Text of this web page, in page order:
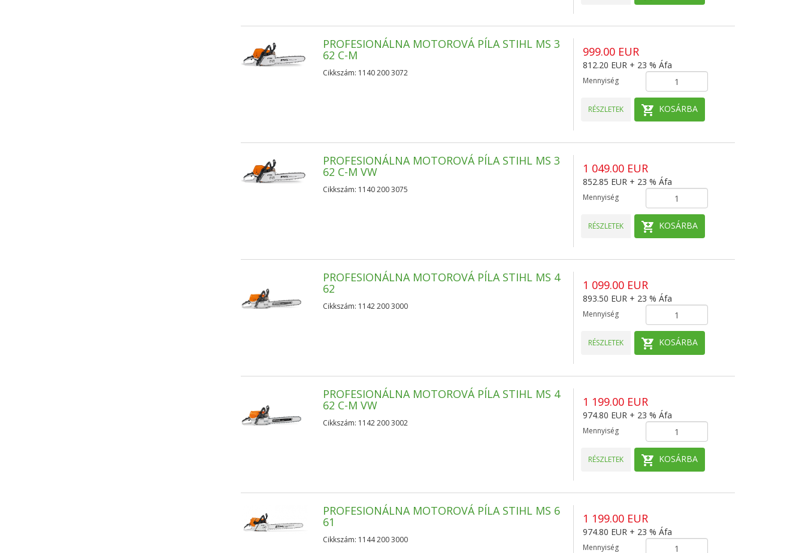
PROFESIONÁLNA MOTOROVÁ PÍLA STIHL MS 3
62 C-M
Cikkszám: 1140 200 3072
999.00 EUR
812.20 EUR + 23 % Áfa
Mennyiség
RÉSZLETEK KOSÁRBA
PROFESIONÁLNA MOTOROVÁ PÍLA STIHL MS 3
62 C-M VW
Cikkszám: 1140 200 3075
1 049.00 EUR
852.85 EUR + 23 % Áfa
Mennyiség
RÉSZLETEK KOSÁRBA
PROFESIONÁLNA MOTOROVÁ PÍLA STIHL MS 4
62
Cikkszám: 1142 200 3000
1 099.00 EUR
893.50 EUR + 23 % Áfa
Mennyiség
RÉSZLETEK KOSÁRBA
PROFESIONÁLNA MOTOROVÁ PÍLA STIHL MS 4
62 C-M VW
Cikkszám: 1142 200 3002
1 199.00 EUR
974.80 EUR + 23 % Áfa
Mennyiség
RÉSZLETEK KOSÁRBA
PROFESIONÁLNA MOTOROVÁ PÍLA STIHL MS 6
61
Cikkszám: 1144 200 3000
1 199.00 EUR
974.80 EUR + 23 % Áfa
Mennyiség